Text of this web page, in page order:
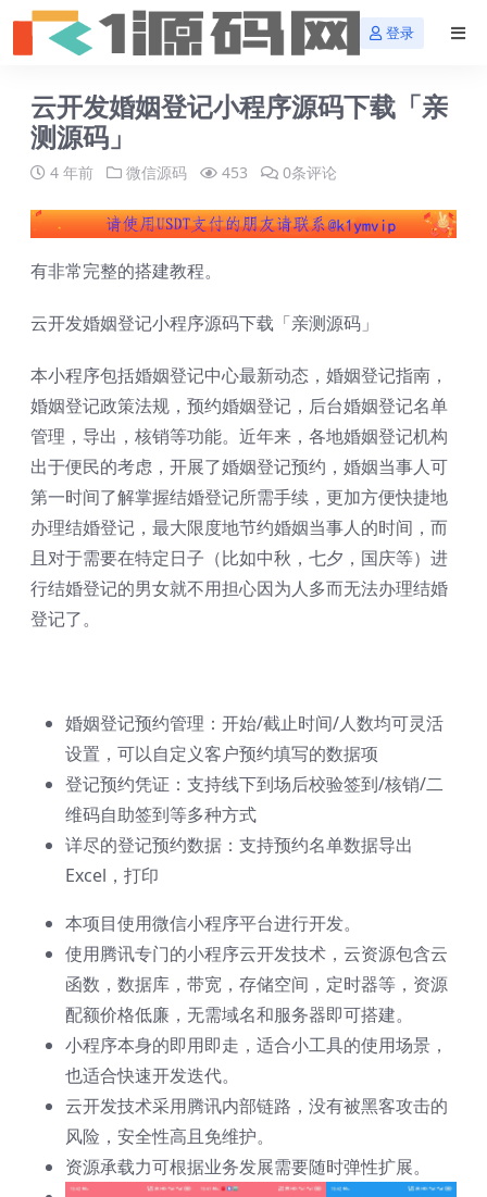
登录
云开发婚姻登记小程序源码下载「亲
测源码」
4 年前 微信源码 453 0条评论
有非常完整的搭建教程。
云开发婚姻登记小程序源码下载「亲测源码」
本小程序包括婚姻登记中心最新动态，婚姻登记指南，
婚姻登记政策法规，预约婚姻登记，后台婚姻登记名单
管理，导出，核销等功能。近年来，各地婚姻登记机构
出于便民的考虑，开展了婚姻登记预约，婚姻当事人可
第一时间了解掌握结婚登记所需手续，更加方便快捷地
办理结婚登记，最大限度地节约婚姻当事人的时间，而
且对于需要在特定日子（比如中秋，七夕，国庆等）进
行结婚登记的男女就不用担心因为人多而无法办理结婚
登记了。
婚姻登记预约管理：开始/截止时间/人数均可灵活
设置，可以自定义客户预约填写的数据项
登记预约凭证：支持线下到场后校验签到/核销/二
维码自助签到等多种方式
详尽的登记预约数据：支持预约名单数据导出
Excel，打印
本项目使用微信小程序平台进行开发。
使用腾讯专门的小程序云开发技术，云资源包含云
函数，数据库，带宽，存储空间，定时器等，资源
配额价格低廉，无需域名和服务器即可搭建。
小程序本身的即用即走，适合小工具的使用场景，
也适合快速开发迭代。
云开发技术采用腾讯内部链路，没有被黑客攻击的
风险，安全性高且免维护。
资源承载力可根据业务发展需要随时弹性扩展。